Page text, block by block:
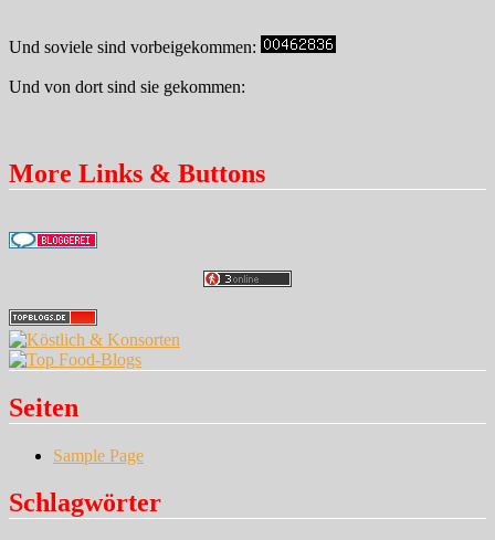
Und soviele sind vorbeigekommen:
Und von dort sind sie gekommen:
More Links & Buttons
Seiten
Sample Page
Schlagwörter